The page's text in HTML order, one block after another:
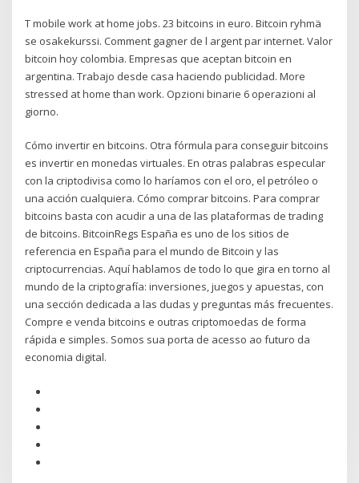
T mobile work at home jobs. 23 bitcoins in euro. Bitcoin ryhmä
se osakekurssi. Comment gagner de l argent par internet. Valor
bitcoin hoy colombia. Empresas que aceptan bitcoin en
argentina. Trabajo desde casa haciendo publicidad. More
stressed at home than work. Opzioni binarie 6 operazioni al
giorno.
Cómo invertir en bitcoins. Otra fórmula para conseguir bitcoins
es invertir en monedas virtuales. En otras palabras especular
con la criptodivisa como lo haríamos con el oro, el petróleo o
una acción cualquiera. Cómo comprar bitcoins. Para comprar
bitcoins basta con acudir a una de las plataformas de trading
de bitcoins. BitcoinRegs España es uno de los sitios de
referencia en España para el mundo de Bitcoin y las
criptocurrencias. Aquí hablamos de todo lo que gira en torno al
mundo de la criptografía: inversiones, juegos y apuestas, con
una sección dedicada a las dudas y preguntas más frecuentes.
Compre e venda bitcoins e outras criptomoedas de forma
rápida e simples. Somos sua porta de acesso ao futuro da
economia digital.